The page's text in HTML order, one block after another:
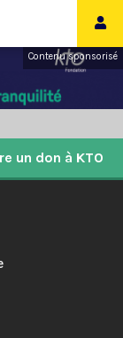
Contenu sponsorisé
un don à KTO